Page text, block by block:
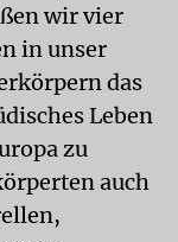
wir vier
in unser
das
Leben
zu
auch